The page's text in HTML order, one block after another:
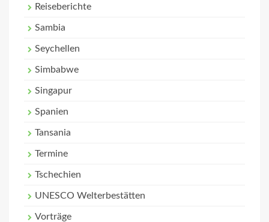
Reiseberichte
Sambia
Seychellen
Simbabwe
Singapur
Spanien
Tansania
Termine
Tschechien
UNESCO Welterbestätten
Vorträge